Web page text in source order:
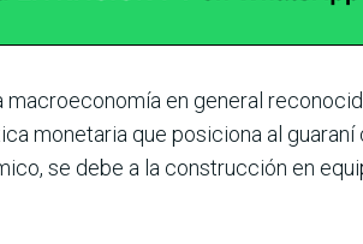
en general
monetaria que posiciona al
se debe a la construcción en